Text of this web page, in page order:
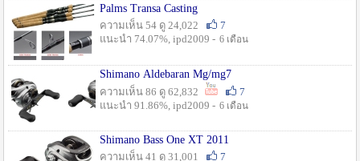
Palms Transa Casting
ความเห็น 54 ดู 24,022
7
แนะนำ 74.07%, ipd2009 - 6 เดือน
Shimano Aldebaran Mg/mg7
ความเห็น 86 ดู 62,832
7
แนะนำ 91.86%, ipd2009 - 6 เดือน
Shimano Bass One XT 2011
ความเห็น 41 ดู 31,001
7